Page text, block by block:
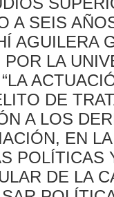
A SEIS
AGUILERA
LA
DE
A LOS
EN
DE LA